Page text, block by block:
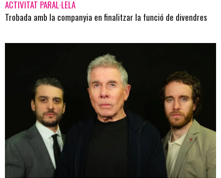
ACTIVITAT PARAL·LELA
Trobada amb la companyia en finalitzar la funció de divendres